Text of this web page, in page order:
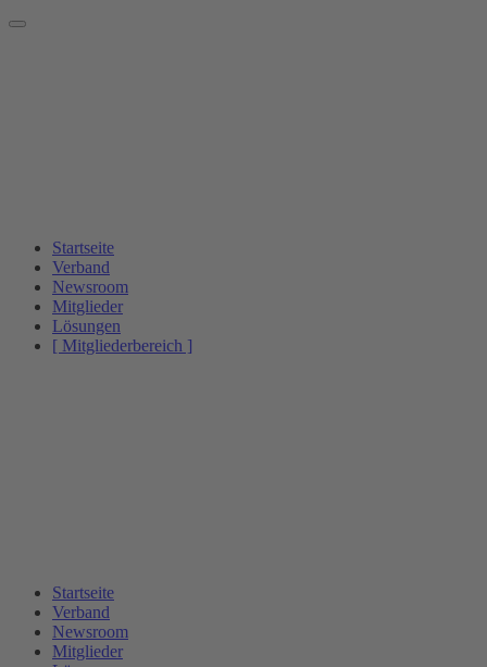
Startseite
Verband
Newsroom
Mitglieder
Lösungen
[ Mitgliederbereich ]
Startseite
Verband
Newsroom
Mitglieder